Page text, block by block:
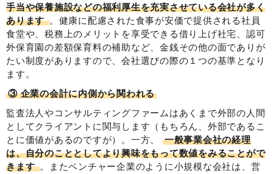
手当や保養施設などの福利厚生を充実させている会社が多く
あります。健康に配慮された食事が安価で提供される社員
食堂や、税務上のメリットを享受できる借り上げ社宅、認可
外保育園の差額保育料の補助など、金銭その他の面でありが
たい制度がありますので、会社選びの際の１つの基準となり
ます。
③ 企業の会計に内側から関われる
監査法人やコンサルティングファームはあくまで外部の人間
としてクライアントに関与します（もちろん、外部であるこ
とに価値があるのですが）。一方、
一般事業会社の経理
は、自分のこととしてより興味をもって数値をみることがで
きます 。またベンチャー企業のように小規模な会社は、営